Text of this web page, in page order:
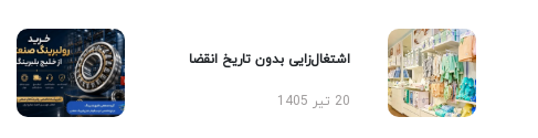
اشتغال‌زایی بدون تاریخ انقضا
20 تیر 1405